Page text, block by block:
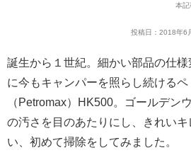
本記
投稿日：2018年6
誕生から１世紀。細かい部品の仕
に今もキャンパーを照らし続けるペ
（Petromax）HK500。ゴールデン
の汚さを目のあたりにし、きれいキ
い、初めて掃除をしてみました。